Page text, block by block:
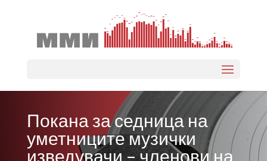
Покана за седница на
уметниците музички
изведувачи – членови на